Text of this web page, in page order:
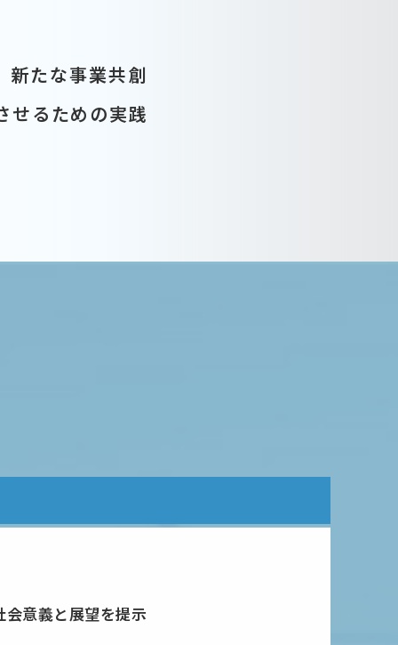
たな事業共創
せるための実践
意義と展望を提示